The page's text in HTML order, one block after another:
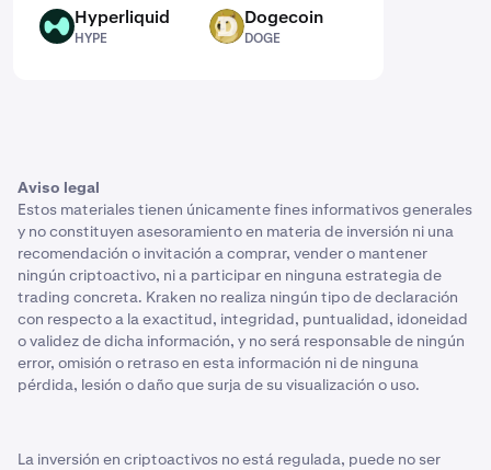
HYPE Hyperliquid
HYPE
DOGE Dogecoin
DOGE
Aviso legal
Estos materiales tienen únicamente fines informativos generales
y no constituyen asesoramiento en materia de inversión ni una
recomendación o invitación a comprar, vender o mantener
ningún criptoactivo, ni a participar en ninguna estrategia de
trading concreta. Kraken no realiza ningún tipo de declaración
con respecto a la exactitud, integridad, puntualidad, idoneidad
o validez de dicha información, y no será responsable de ningún
error, omisión o retraso en esta información ni de ninguna
pérdida, lesión o daño que surja de su visualización o uso.
La inversión en criptoactivos no está regulada, puede no ser